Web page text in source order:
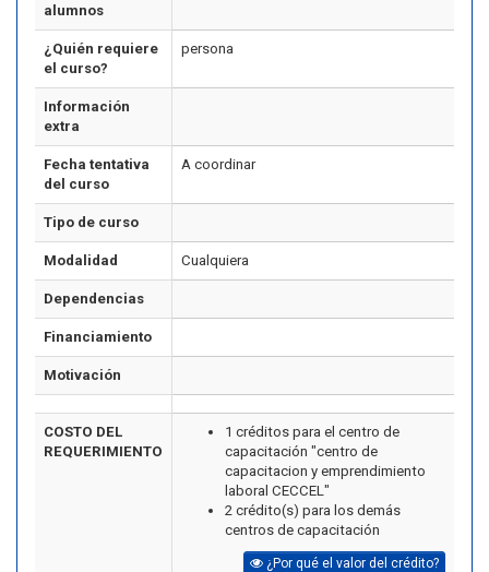
alumnos
¿Quién requiere
el curso?
persona
Información
extra
Fecha tentativa
del curso
A coordinar
Tipo de curso
Modalidad Cualquiera
Dependencias
Financiamiento
Motivación
COSTO DEL
REQUERIMIENTO
1 créditos para el centro de
capacitación "centro de
capacitacion y emprendimiento
laboral CECCEL"
2 crédito(s) para los demás
centros de capacitación
¿Por qué el valor del crédito?